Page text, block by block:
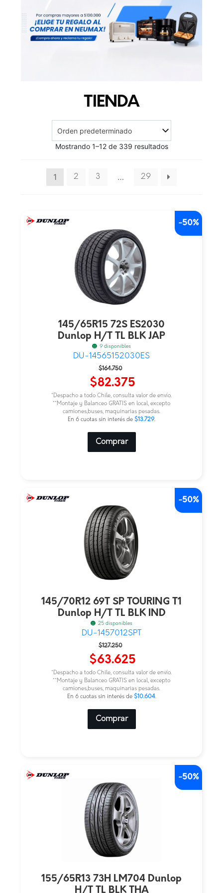
TIENDA
Mostrando 1–12 de 339 resultados
1 2 3 … 29
145/65R15 72S ES2030
Dunlop H/T TL BLK JAP
9 disponibles
DU-14565152030ES
$164.750
original
$164.750.
$82.375
actual
$82.375.
*Despacho a todo Chile, consulta valor de envío.
**Montaje y Balanceo GRATIS en local, excepto
camiones,buses, maquinarias pesadas.
En 6 cuotas sin interés de $13.729.
Comprar
-50%
145/70R12 69T SP TOURING T1
Dunlop H/T TL BLK IND
25 disponibles
DU-1457012SPT
$127.250
original
$127.250.
$63.625
actual
$63.625.
*Despacho a todo Chile, consulta valor de envío.
**Montaje y Balanceo GRATIS en local, excepto
camiones,buses, maquinarias pesadas.
En 6 cuotas sin interés de $10.604.
Comprar
-50%
155/65R13 73H LM704 Dunlop
H/T TL BLK THA
-50%